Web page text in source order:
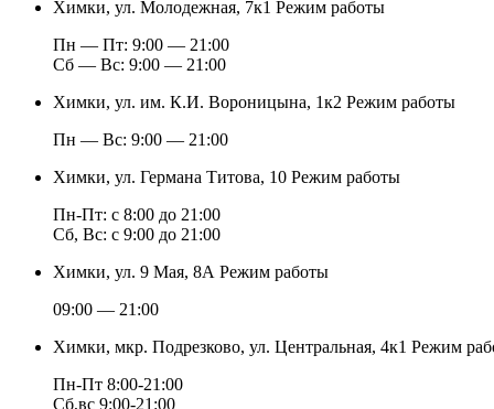
Химки, ул. Молодежная, 7к1 Режим работы
Пн — Пт: 9:00 — 21:00
Cб — Вс: 9:00 — 21:00
Химки, ул. им. К.И. Вороницына, 1к2 Режим работы
Пн — Вс: 9:00 — 21:00
Химки, ул. Германа Титова, 10 Режим работы
Пн-Пт: с 8:00 до 21:00
Сб, Вс: с 9:00 до 21:00
Химки, ул. 9 Мая, 8А Режим работы
09:00 — 21:00
Химки, мкр. Подрезково, ул. Центральная, 4к1 Режим
Пн-Пт 8:00-21:00
Сб,вс 9:00-21:00